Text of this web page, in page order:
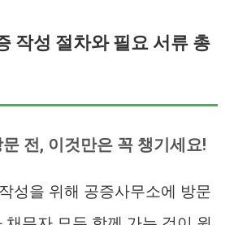
작성 절차와 필요 서류 총
전, 이것만은 꼭 챙기세요!
작성을 위해 공증사무소에 방문